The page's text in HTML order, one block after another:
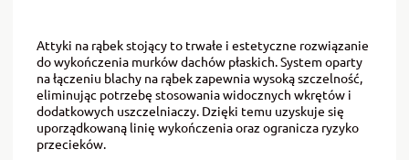
Attyki na rąbek stojący to trwałe i estetyczne rozwiązanie
do wykończenia murków dachów płaskich. System oparty
na łączeniu blachy na rąbek zapewnia wysoką szczelność,
eliminując potrzebę stosowania widocznych wkrętów i
dodatkowych uszczelniaczy. Dzięki temu uzyskuje się
uporządkowaną linię wykończenia oraz ogranicza ryzyko
przecieków.